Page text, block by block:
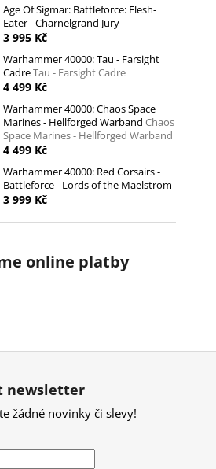
Age Of Sigmar: Battleforce: Flesh-
Eater - Charnelgrand Jury
3 995 Kč
Warhammer 40000: Tau - Farsight
CadreTau - Farsight Cadre
4 499 Kč
Warhammer 40000: Chaos Space
Marines - Hellforged Warband Chaos
Space Marines - Hellforged Warband
4 499 Kč
Warhammer 40000: Red Corsairs -
Battleforce - Lords of the Maelstrom
3 999 Kč
online platby
newsletter
žádné novinky či slevy!